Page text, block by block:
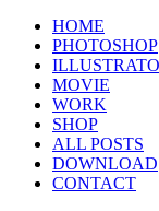
HOME
PHOTOSHOP
MOVIE
WORK
SHOP
ALL POSTS
DOWNLOAD
CONTACT